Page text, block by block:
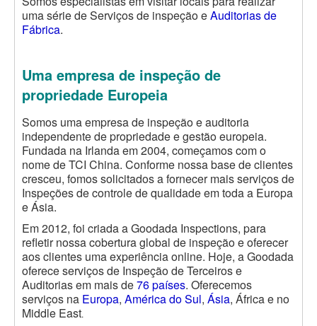
uma sériede Serviços de inspeçãoeAuditorias de
Fábrica.
Uma empresa de inspeção de
propriedade Europeia
Somos uma empresa de inspeção e auditoria
independente de propriedade e gestão europeia.
Fundada na Irlanda em 2004, começamos com o
nome de TCI China. Conforme nossa base de clientes
cresceu, fomos solicitados a fornecer mais serviços de
Inspeções de controle de qualidade em toda a Europa
e Ásia.
Em 2012, foi criada a Goodada Inspections, para
refletir nossa cobertura global de inspeção e oferecer
aos clientes uma experiência online. Hoje, a Goodada
oferece serviços de Inspeção de Terceiros e
Auditorias em mais de76 países. Oferecemos
serviços na Europa, América do Sul, Ásia, África e no
Middle East.